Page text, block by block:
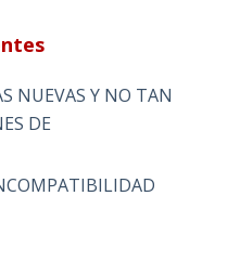
NUEVAS Y NO TAN
DE